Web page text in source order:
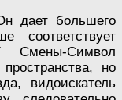
дает большего
соответствует
Смены-Символ
но
видоискатель